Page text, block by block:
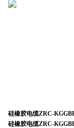
硅橡胶电缆ZRC-
硅橡胶电缆ZRC-